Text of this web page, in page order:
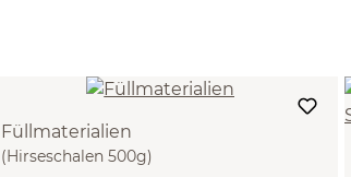
Füllmaterialien
(Hirseschalen 500g)